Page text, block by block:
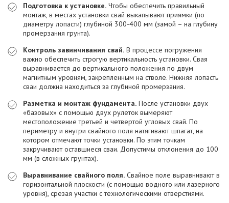
Подготовка к установке. Чтобы обеспечить правильный
монтаж, в местах установки свай выкапывают приямки (по
диаметру лопасти) глубиной 300-400 мм (замой – на глубину
промерзания грунта).
Контроль завинчивания свай. В процессе погружения
важно обеспечить строгую вертикальность установки. Свая
выравнивается до вертикального положения по двум
магнитным уровням, закрепленным на стволе. Нижняя лопасть
сваи должна находиться за глубиной промерзания.
Разметка и монтаж фундамента. После установки двух
«базовых» с помощью двух рулеток вымеряют
местоположение третьей и четвертой угловых свай. По
периметру и внутри свайного поля натягивают шпагат, на
котором отмечают точки установки. По этим точкам
закручивают оставшиеся сваи. Допустимы отклонения до 100
мм (в сложных грунтах).
Выравнивание свайного поля. Свайное поле выравнивают в
горизонтальной плоскости (с помощью водного или лазерного
уровня), срезая участки с технологическими отверстиями.